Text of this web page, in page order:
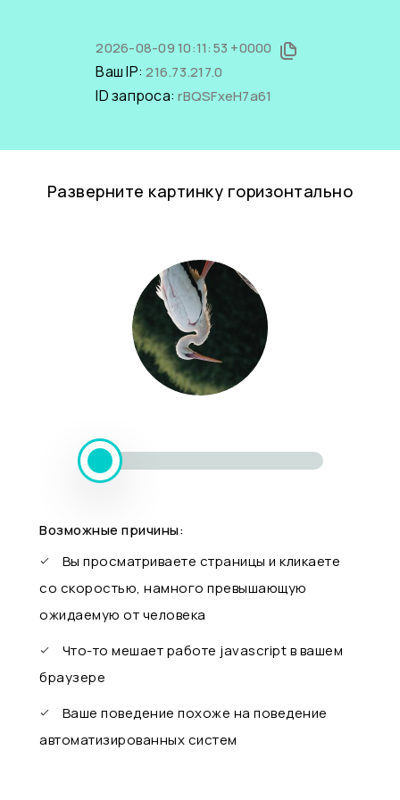
2026-08-09 10:11:53 +0000
Ваш IP:216.73.217.0
ID запроса:rBQSFxeH7a61
Разверните картинку горизонтально
Возможные причины:
Вы просматриваете страницы и кликаете
со скоростью, намного превышающую
ожидаемую от человека
Что-то мешает работе javascript в вашем
браузере
Ваше поведение похоже на поведение
автоматизированных систем